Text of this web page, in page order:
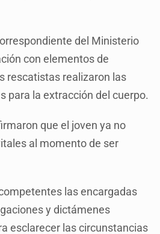
del Ministerio
con elementos de
rescatistas realizaron las
para la extracción del cuerpo.
que el joven ya no
al momento de ser
las encargadas
y dictámenes
esclarecer las circunstancias